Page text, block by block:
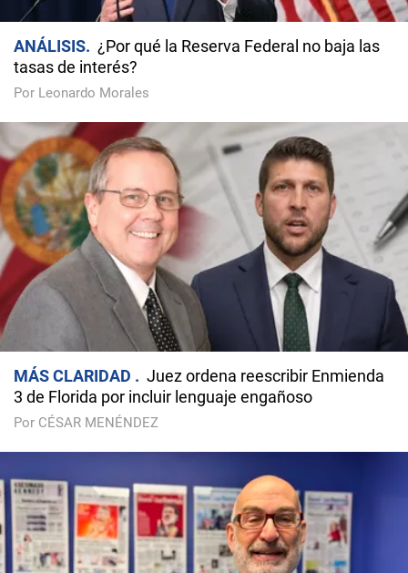
ANÁLISIS
¿Por qué la Reserva Federal no baja las
tasas de interés?
Por Leonardo Morales
MÁS CLARIDAD
Juez ordena reescribir Enmienda
3 de Florida por incluir lenguaje engañoso
Por CÉSAR MENÉNDEZ